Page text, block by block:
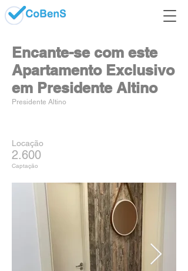
Encante-se com este
Apartamento Exclusivo
em Presidente Altino
Presidente Altino
Locação
2.600
Captação